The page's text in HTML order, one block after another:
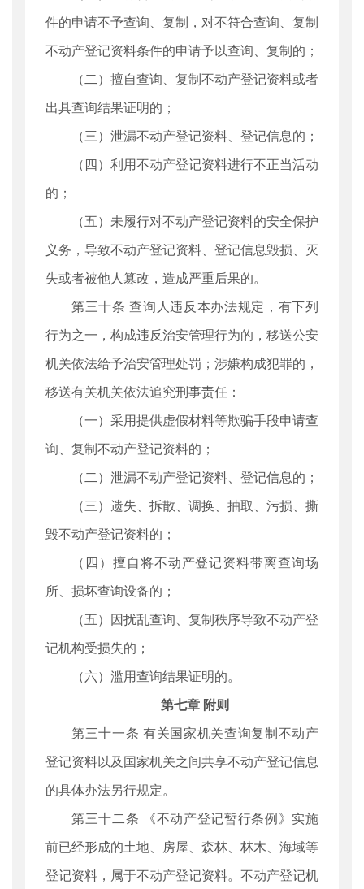
件的申请不予查询、复制，对不符合查询、复制
不动产登记资料条件的申请予以查询、复制的；
（二）擅自查询、复制不动产登记资料或者
出具查询结果证明的；
（三）泄漏不动产登记资料、登记信息的；
（四）利用不动产登记资料进行不正当活动
的；
（五）未履行对不动产登记资料的安全保护
义务，导致不动产登记资料、登记信息毁损、灭
失或者被他人篡改，造成严重后果的。
第三十条 查询人违反本办法规定，有下列
行为之一，构成违反治安管理行为的，移送公安
机关依法给予治安管理处罚；涉嫌构成犯罪的，
移送有关机关依法追究刑事责任：
（一）采用提供虚假材料等欺骗手段申请查
询、复制不动产登记资料的；
（二）泄漏不动产登记资料、登记信息的；
（三）遗失、拆散、调换、抽取、污损、撕
毁不动产登记资料的；
（四）擅自将不动产登记资料带离查询场
所、损坏查询设备的；
（五）因扰乱查询、复制秩序导致不动产登
记机构受损失的；
（六）滥用查询结果证明的。
第七章 附则
第三十一条 有关国家机关查询复制不动产
登记资料以及国家机关之间共享不动产登记信息
的具体办法另行规定。
第三十二条 《不动产登记暂行条例》实施
前已经形成的土地、房屋、森林、林木、海域等
登记资料，属于不动产登记资料。不动产登记机